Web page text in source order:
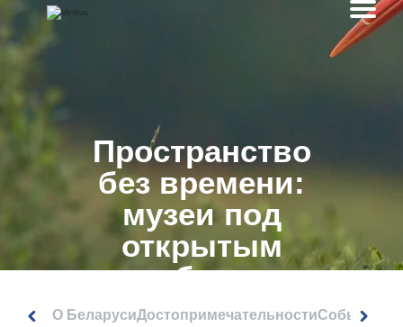
Пространство
без времени:
музеи под
открытым
небом в
Беларуси
О БеларусиДостопримечательностиСобытия